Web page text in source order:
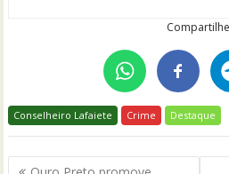
Conselheiro Lafaiete Crime Destaque
Navegação